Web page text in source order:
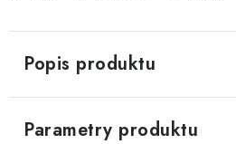
Popis produktu
Parametry produktu